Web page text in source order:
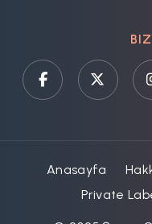
Anasayfa
Private